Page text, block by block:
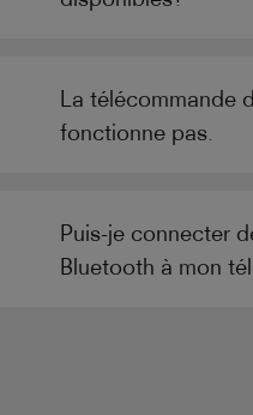
La télécommande
fonctionne pas.
Puis-je connecter
Bluetooth à mon